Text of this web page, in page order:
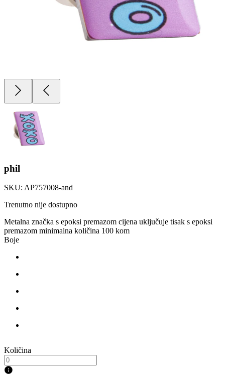
phil
SKU: AP757008-and
Trenutno nije dostupno
Metalna značka s epoksi premazom cijena uključuje tisak s epoksi
premazom minimalna količina 100 kom
Boje
Količina